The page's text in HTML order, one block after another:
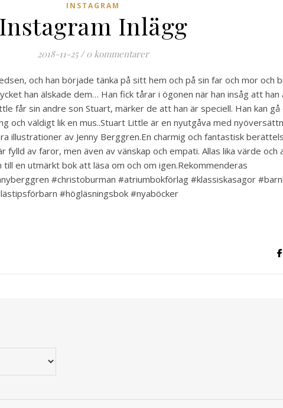
INSTAGRAM
Instagram Inlägg
2018-11-25 / 0 kommentarer
och han började tänka på sitt hem och på sin far och mor och
han älskade dem… Han fick tårar i ögonen när han insåg att han
får sin andre son Stuart, märker de att han är speciell. Han kan
och väldigt lik en mus..️Stuart Little är en nyutgåva med
illustrationer av Jenny Berggren.En charmig och fantastisk
fylld av faror, men även av vänskap och empati. Allas lika värde och
en utmärkt bok att läsa om och om igen.Rekommenderas
#christoburman #atriumbokförlag #klassiskasagor
#högläsningsbok #nyaböcker